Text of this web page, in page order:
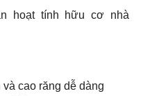
hoạt tính hữu cơ nhà
cao răng dễ dàng